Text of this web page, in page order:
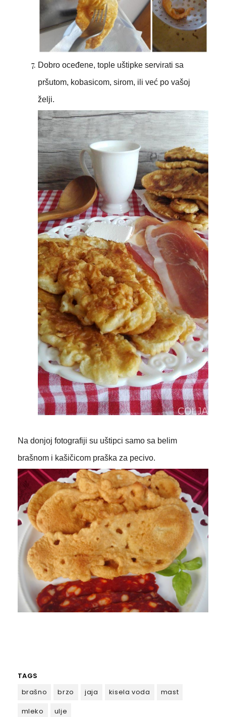
Dobro oceđene, tople uštipke servirati sa
pršutom, kobasicom, sirom, ili već po vašoj
želji.
Na donjoj fotografiji su uštipci samo sa belim
brašnom i kašičicom praška za pecivo.
TAGS
brašno
brzo jaja kisela voda
mast
mleko
ulje